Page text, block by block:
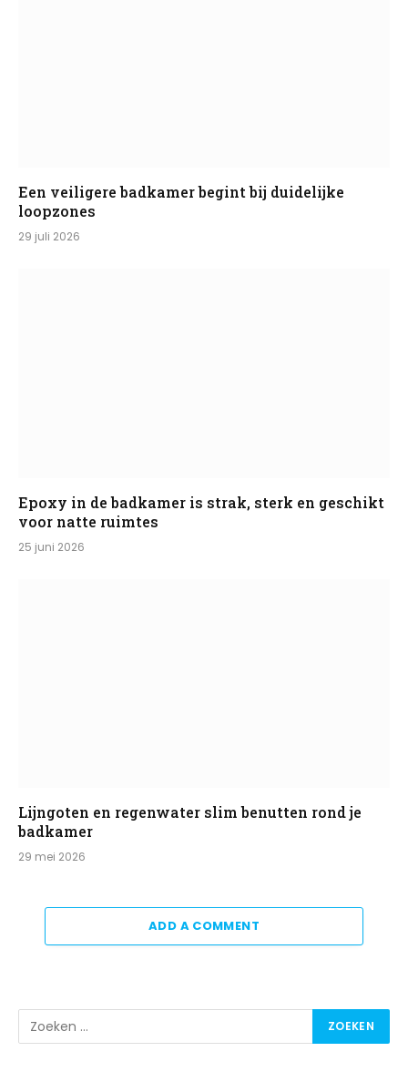
Een veiligere badkamer begint bij duidelijke
loopzones
29 juli 2026
Epoxy in de badkamer is strak, sterk en geschikt
voor natte ruimtes
25 juni 2026
Lijngoten en regenwater slim benutten rond je
badkamer
29 mei 2026
ADD A COMMENT